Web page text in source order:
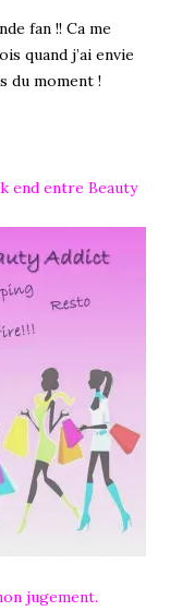
fan !! Ca me
quand j’ai envie
du moment !
end entre Beauty
jugement.